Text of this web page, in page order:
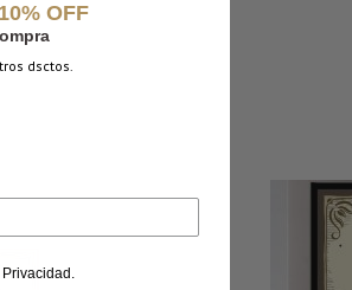
10% OFF
dsctos.